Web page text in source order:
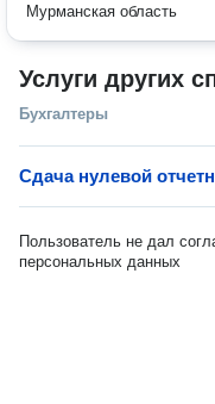
Мурманская область
Услуги других
Бухгалтеры
Сдача нулевой
Пользователь не дал
персональных данных